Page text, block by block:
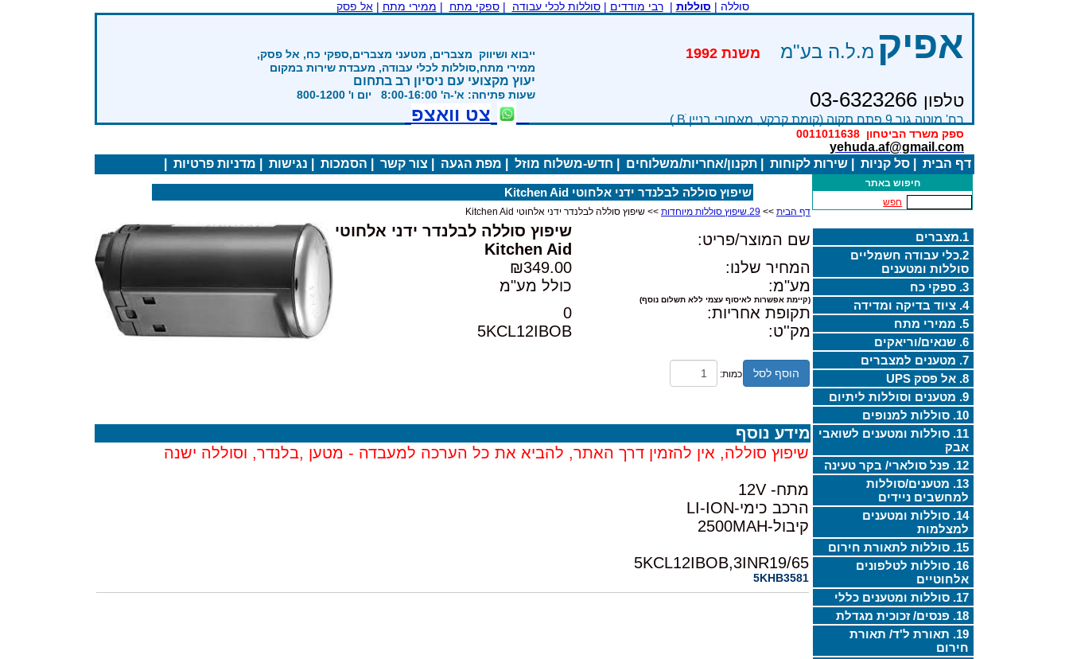
סוללה | סוללות |רבי מודדים |סוללות לכלי עבודה |ספקי מתח | ממירי מתח |אל פסק
אפיק מ.ל.ה בע"מ
טלפון 03-6323266
רח' מוטה גור 9 פתח תקוה (קומת קרקע, מאחורי בניין Bׂ )
ספק משרד הביטחון 0011011638
yehuda.af@gmail.com
ייבוא ושיווק מצברים, מטעני מצברים,ספקי כח, אל פסק,
ממירי מתח,סוללות לכלי עבודה, מעבדת שירות במקום
יעוץ מקצועי עם ניסיון רב בתחום
שעות פתיחה: א'-ה' 8:00-16:00 יום ו' 800-1200
צט וואצפ
דף הבית סל קניות שירות לקוחות תקנון/אחריות/משלוחים חדש-משלוח מוזל מפת הגעה צור קשר הסמכות נגישות מדניות פרטיות
חיפוש באתר
חפש
1.מצברים
2.כלי עבודה חשמליים
סוללות ומטענים
3. ספקי כח
4. ציוד בדיקה ומדידה
5. ממירי מתח
6. שנאים/וריאקים
7. מטענים למצברים
8. אל פסק UPS
9. מטענים וסוללות ליתיום
10. סוללות למנופים
11. סוללות ומטענים לשואבי
אבק
12. פנל סולארי/ בקר טעינה
13. מטענים/סוללות
למחשבים ניידים
14. סוללות ומטענים
למצלמות
15. סוללות לתאורת חירום
16. סוללות לטלפונים
אלחוטיים
17. סוללות ומטענים כללי
18. פנסים/ זכוכית מגדלת
19. תאורת ל'ד/ תאורת
חירום
שיפוץ סוללה לבלנדר ידני אלחוטי Kitchen Aid
דף הבית >> 29.שיפוץ סוללות מיוחדות >> שיפוץ סוללה לבלנדר ידני אלחוטי Kitchen Aid
שם המוצר/פריט:
שיפוץ סוללה לבלנדר ידני אלחוטי
Kitchen Aid
המחיר שלנו:
₪349.00
מע"מ:
כולל מע"מ
(קיימת אפשרות לאיסוף עצמי ללא תשלום נוסף)
תקופת אחריות:
0
מק''ט:
5KCL12IBOB
הוסף לסל כמות:
מידע נוסף
שיפוץ סוללה, אין להזמין דרך האתר, להביא את כל הערכה למעבדה - מטען ,בלנדר, וסוללה ישנה
מתח- 12V
הרכב כימי-LI-ION
קיבול-2500MAH
5KCL12IBOB,3INR19/65
5KHB3581